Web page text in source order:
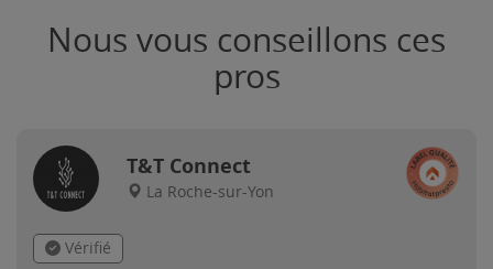
Nous vous conseillons ces
pros
T&T Connect
La Roche-sur-Yon
Vérifié